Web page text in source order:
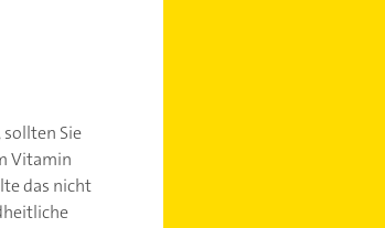
Sie
Vitamin
das nicht